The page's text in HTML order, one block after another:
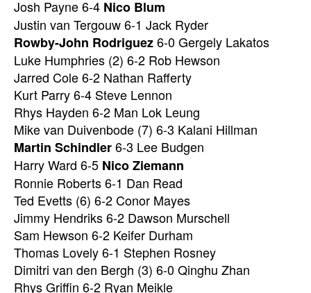
Josh Payne 6-4 Nico Blum
Justin van Tergouw 6-1 Jack Ryder
Rowby-John Rodriguez6-0 Gergely Lakatos
Luke Humphries (2) 6-2 Rob Hewson
Jarred Cole 6-2 Nathan Rafferty
Kurt Parry 6-4 Steve Lennon
Rhys Hayden 6-2 Man Lok Leung
Mike van Duivenbode (7) 6-3 Kalani Hillman
Martin Schindler6-3 Lee Budgen
Harry Ward 6-5 Nico Ziemann
Ronnie Roberts 6-1 Dan Read
Ted Evetts (6) 6-2 Conor Mayes
Jimmy Hendriks 6-2 Dawson Murschell
Sam Hewson 6-2 Keifer Durham
Thomas Lovely 6-1 Stephen Rosney
Dimitri van den Bergh (3) 6-0 Qinghu Zhan
Rhys Griffin 6-2 Ryan Meikle